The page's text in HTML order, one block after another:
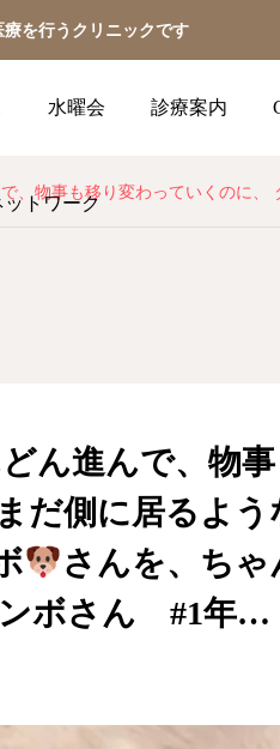
を行うクリニックです
水曜会 診療案内
トワーク
、物事も移り変わっていくのに、
ん進んで、物
だ側に居るよう
さんを、ちゃ
ンボさん #1年…